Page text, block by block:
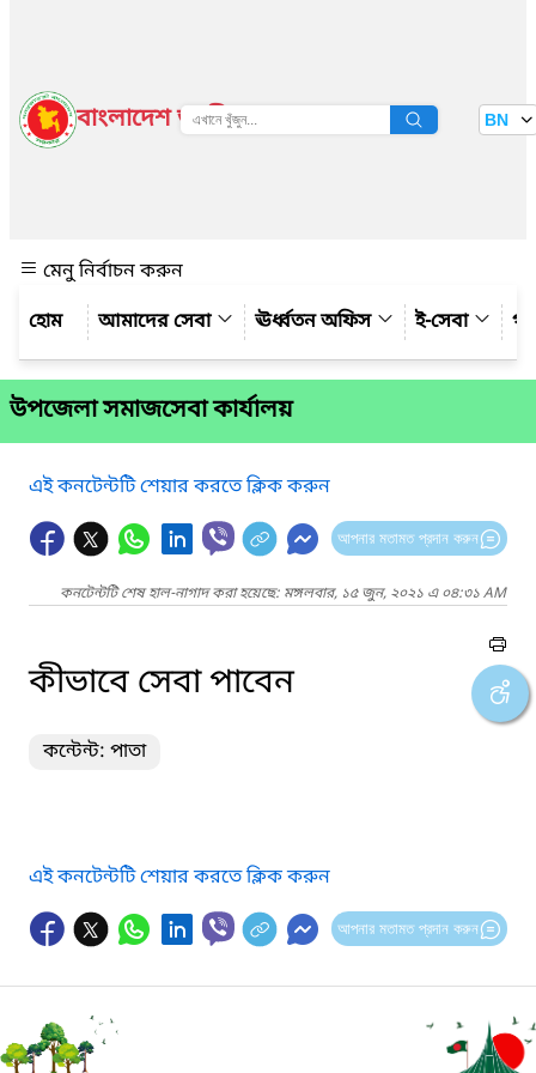
বাংলাদেশ জাতীয় তথ্য বাতায়ন BN
মেনু নির্বাচন করুন
আমাদের সেবা
ঊর্ধ্বতন অফিস ই-সেবা
উপজেলা সমাজসেবা কার্যালয়
এই কনটেন্টটি শেয়ার করতে ক্লিক করুন
আপনার মতামত প্রদান করুন
কনটেন্টটি শেষ হাল-নাগাদ করা হয়েছে: মঙ্গলবার, ১৫ জুন, ২০২১ এ ০৪:৩১ AM
কীভাবে সেবা পাবেন
কন্টেন্ট: পাতা
এই কনটেন্টটি শেয়ার করতে ক্লিক করুন
আপনার মতামত প্রদান করুন